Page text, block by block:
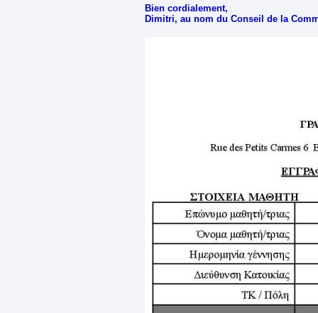
Bien cordialement,
Dimitri, au nom du Conseil de la